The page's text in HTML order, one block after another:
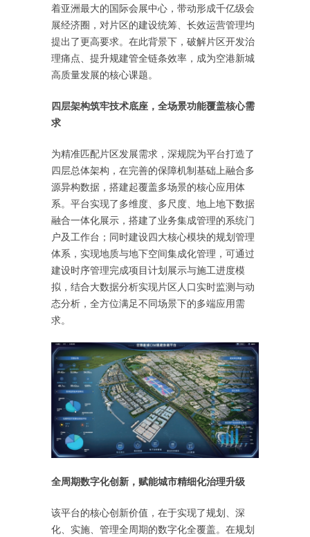
着亚洲最大的国际会展中心，带动形成千亿级会
展经济圈，对片区的建设统筹、长效运营管理均
提出了更高要求。在此背景下，破解片区开发治
理痛点、提升规建管全链条效率，成为空港新城
高质量发展的核心课题。
四层架构筑牢技术底座 ， 全场景功能覆盖核心需
求
为精准匹配片区发展需求，深规院为平台打造了
四层总体架构，在完善的保障机制基础上融合多
源异构数据，搭建起覆盖多场景的核心应用体
系。平台实现了多维度、多尺度、地上地下数据
融合一体化展示，搭建了业务集成管理的系统门
户及工作台；同时建设四大核心模块的规划管理
体系，实现地质与地下空间集成化管理，可通过
建设时序管理完成项目计划展示与施工进度模
拟，结合大数据分析实现片区人口实时监测与动
态分析，全方位满足不同场景下的多端应用需
求。
全周期数字化创新 ， 赋能城市精细化治理升级
该平台的核心创新价值，在于实现了规划、深
化、实施、管理全周期的数字化全覆盖。在规划